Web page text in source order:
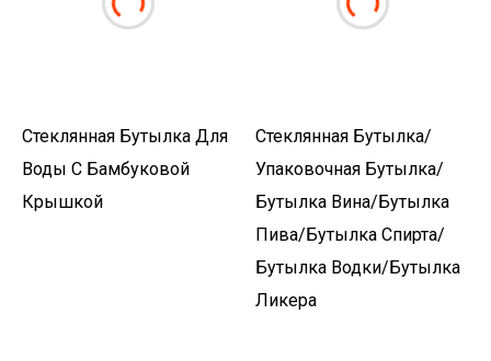
Стеклянная Бутылка Для
Воды С Бамбуковой
Крышкой
Стеклянная Бутылка/
Упаковочная Бутылка/
Бутылка Вина/бутылка
Пива/бутылка Спирта/
Бутылка Водки/бутылка
Ликера